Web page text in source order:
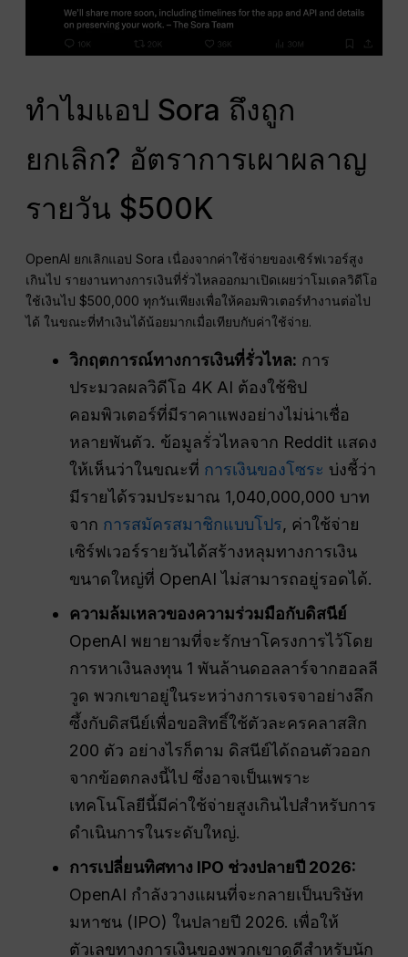
ทำไมแอป Sora ถึงถูก
ยกเลิก? อัตราการเผาผลาญ
รายวัน $500K
OpenAI ยกเลิกแอป Sora เนื่องจากค่าใช้จ่ายของเซิร์ฟเวอร์สูง
เกินไป รายงานทางการเงินที่รั่วไหลออกมาเปิดเผยว่าโมเดลวิดีโอ
ใช้เงินไป $500,000 ทุกวันเพียงเพื่อให้คอมพิวเตอร์ทำงานต่อไป
ได้ ในขณะที่ทำเงินได้น้อยมากเมื่อเทียบกับค่าใช้จ่าย.
วิกฤตการณ์ทางการเงินที่รั่วไหล: การ
ประมวลผลวิดีโอ 4K AI ต้องใช้ชิป
คอมพิวเตอร์ที่มีราคาแพงอย่างไม่น่าเชื่อ
หลายพันตัว. ข้อมูลรั่วไหลจาก Reddit แสดง
ให้เห็นว่าในขณะที่ การเงินของโซระ บ่งชี้ว่า
มีรายได้รวมประมาณ 1,040,000,000 บาท
จาก การสมัครสมาชิกแบบโปร, ค่าใช้จ่าย
เซิร์ฟเวอร์รายวันได้สร้างหลุมทางการเงิน
ขนาดใหญ่ที่ OpenAI ไม่สามารถอยู่รอดได้.
ความล้มเหลวของความร่วมมือกับดิสนีย์
OpenAI พยายามที่จะรักษาโครงการไว้โดย
การหาเงินลงทุน 1 พันล้านดอลลาร์จากฮอลลี
วูด พวกเขาอยู่ในระหว่างการเจรจาอย่างลึก
ซึ้งกับดิสนีย์เพื่อขอสิทธิ์ใช้ตัวละครคลาสสิก
200 ตัว อย่างไรก็ตาม ดิสนีย์ได้ถอนตัวออก
จากข้อตกลงนี้ไป ซึ่งอาจเป็นเพราะ
เทคโนโลยีนี้มีค่าใช้จ่ายสูงเกินไปสำหรับการ
ดำเนินการในระดับใหญ่.
การเปลี่ยนทิศทาง IPO ช่วงปลายปี 2026:
OpenAI กำลังวางแผนที่จะกลายเป็นบริษัท
มหาชน (IPO) ในปลายปี 2026. เพื่อให้
ตัวเลขทางการเงินของพวกเขาดูดีสำหรับนัก